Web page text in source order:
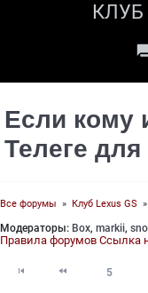
КЛУБ
Если кому
Телеге для
Все форумы » Клуб Lexus GS »
Модераторы: Box, markii,
Правила форумов Ссылка
  5